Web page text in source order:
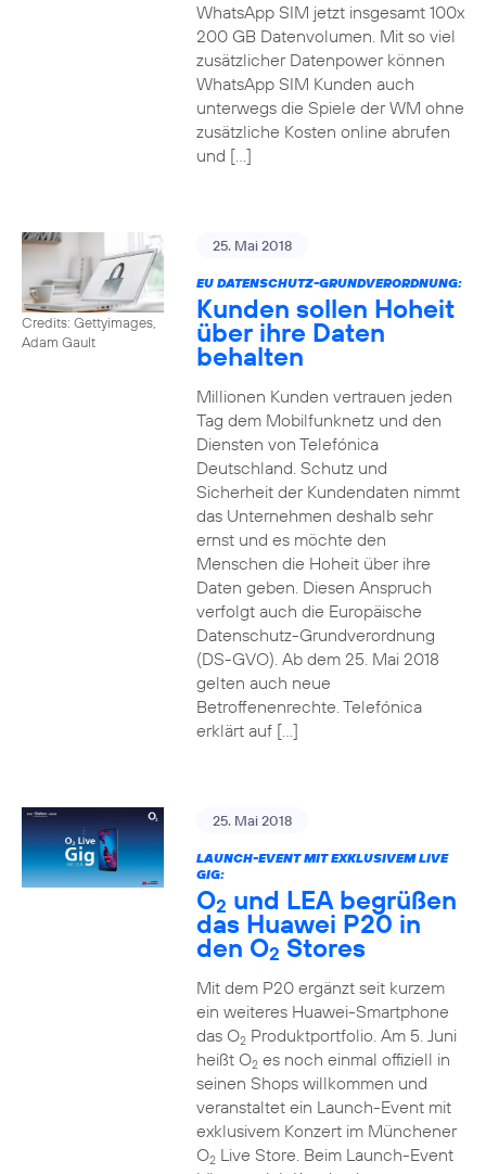
WhatsApp SIM jetzt insgesamt 100x
200 GB Datenvolumen. Mit so viel
zusätzlicher Datenpower können
WhatsApp SIM Kunden auch
unterwegs die Spiele der WM ohne
zusätzliche Kosten online abrufen
und […]
Credits: Gettyimages,
Adam Gault
25. Mai 2018
EU DATENSCHUTZ-GRUNDVERORDNUNG:
Kunden sollen Hoheit
über ihre Daten
behalten
Millionen Kunden vertrauen jeden
Tag dem Mobilfunknetz und den
Diensten von Telefónica
Deutschland. Schutz und
Sicherheit der Kundendaten nimmt
das Unternehmen deshalb sehr
ernst und es möchte den
Menschen die Hoheit über ihre
Daten geben. Diesen Anspruch
verfolgt auch die Europäische
Datenschutz-Grundverordnung
(DS-GVO). Ab dem 25. Mai 2018
gelten auch neue
Betroffenenrechte. Telefónica
erklärt auf […]
25. Mai 2018
LAUNCH-EVENT MIT EXKLUSIVEM LIVE
GIG:
O2 und LEA begrüßen
das Huawei P20 in
den O2 Stores
Mit dem P20 ergänzt seit kurzem
ein weiteres Huawei-Smartphone
das O2Produktportfolio. Am 5. Juni
heißt O2es noch einmal offiziell in
seinen Shops willkommen und
veranstaltet ein Launch-Event mit
exklusivem Konzert im Münchener
O2Live Store. Beim Launch-Event